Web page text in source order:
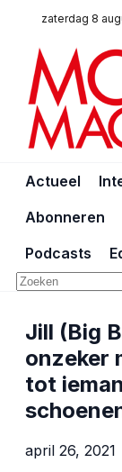
zaterdag 8
Actueel
Abonneren
Podcasts
Jill (Big
onzeker
tot
april 26, 2021